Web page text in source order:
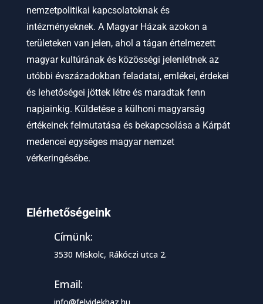
nemzetpolitikai kapcsolatoknak és
intézményeknek. A Magyar Házak azokon a
területeken van jelen, ahol a tágan értelmezett
magyar kultúrának és közösségi jelenlétnek az
utóbbi évszázadokban feladatai, emlékei, érdekei
és lehetőségei jöttek létre és maradtak fenn
napjainkig. Küldetése a külhoni magyarság
értékeinek felmutatása és bekapcsolása a Kárpát
medencei egységes magyar nemzet
vérkeringésébe.
Elérhetőségeink
Címünk:
3530 Miskolc, Rákóczi utca 2.
Email: